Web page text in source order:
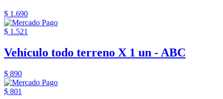
$ 1.690
$ 1.521
Vehículo todo terreno X 1 un - ABC
$ 890
$ 801